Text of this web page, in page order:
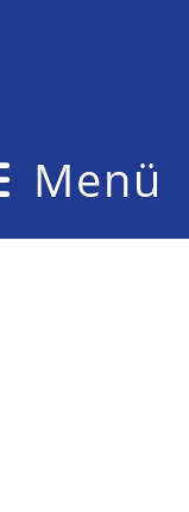
Menü